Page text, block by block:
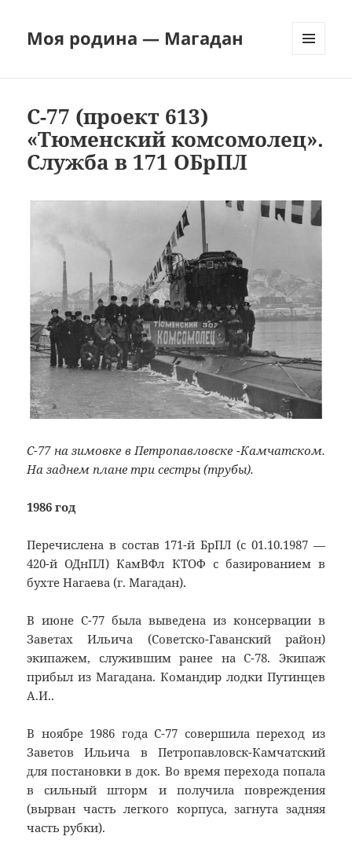
Моя родина — Магадан
С-77 (проект 613)
«Тюменский комсомолец».
Служба в 171 ОБрПЛ
С-77 на зимовке в Петропавловске -Камчатском.
На заднем плане три сестры (трубы).
1986 год
Перечислена в состав 171-й БрПЛ (с 01.10.1987 —
420-й ОДнПЛ) КамВФл КТОФ с базированием в
бухте Нагаева (г. Магадан).
В июне С-77 была выведена из консервации в
Заветах Ильича (Советско-Гаванский район)
экипажем, служившим ранее на С-78. Экипаж
прибыл из Магадана. Командир лодки Путинцев
А.И..
В ноябре 1986 года С-77 совершила переход из
Заветов Ильича в Петропавловск-Камчатский
для постановки в док. Во время перехода попала
в сильный шторм и получила повреждения
(вырван часть легкого корпуса, загнута задняя
часть рубки).